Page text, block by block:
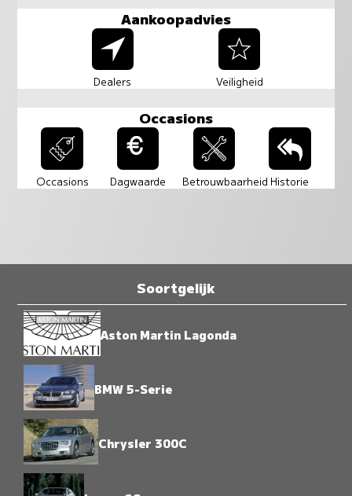
Aankoopadvies
Dealers Veiligheid
Occasions
Occasions Dagwaarde Betrouwbaarheid Historie
Soortgelijk
Aston Martin Lagonda
BMW 5-Serie
Chrysler 300C